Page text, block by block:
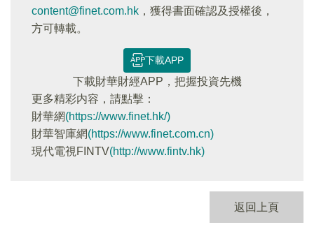
content@finet.com.hk ，獲得書面確認及授權後，
方可轉載。
下載APP
下載財華財經APP，把握投資先機
更多精彩内容，請點擊：
財華網(https://www.finet.hk/)
財華智庫網(https://www.finet.com.cn)
現代電視FINTV(http://www.fintv.hk)
返回上頁